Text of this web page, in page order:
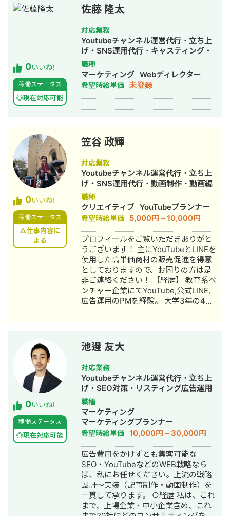
などの業界内でスタンダードとなって
いる機器の導入、ラック施工まで難な
く請け負えます。 また映像機器の代理
店も持っておりますので、専門機器を
スムーズに導入することができます。
■制作業務 生配信や収録のオペレーシ
ョンを担当可能です。 テレビ業界で培
った専門的なスイッチングができま
す。 中〜大規模配信であれば、その他
の担当者を含めてアサインが可能で
す。 またテレビ業界で活躍するディレ
きます。
0いいね!
稼働ステータス
◎現在対応可能
佐藤 隆太
対応業務
Youtubeチャンネル運営代行・立ち上
げ・SNS運用代行・キャスティング・
動画制作・動画編集
職種
マーケティング Webディレクター
希望時給単価 未登録
0いいね!
稼働ステータス
△仕事内容に
よる
笠谷 政輝
対応業務
Youtubeチャンネル運営代行・立ち上
げ・SNS運用代行・動画制作・動画編
集
職種
クリエイティブ YouTubeプランナー
希望時給単価 5,000円～10,000円
プロフィールをご覧いただきありがと
うございます！ 主にYouTubeとLINEを
使用した高単価商材の販売促進を得意
としておりますので、お困りの方は是
非ご連絡ください！ 【経歴】 教育系ベ
ンチャー企業にてYouTube,公式LINE,
広告運用のPMを経験。 大学3年の4月
0いいね!
稼働ステータス
◎現在対応可能
池邊 友大
対応業務
Youtubeチャンネル運営代行・立ち上
げ・SEO対策・リスティング広告運用
代行・動画制作・動画編集
職種
マーケティング
マーケティングプランナー
希望時給単価 10,000円～30,000円
広告費用をかけずとも集客可能な
SEO・YouTubeなどのWEB戦略なら
ば、私にお任せください。上流の戦略
設計〜実装（記事制作・動画制作）を
一貫して承ります。 ○経歴 私は、これ
まで、上場企業・中小企業含め、これ